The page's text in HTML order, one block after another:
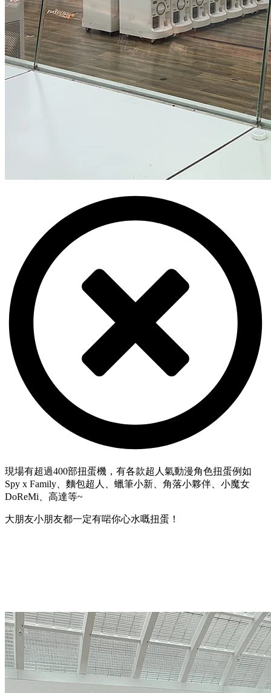
現場有超過400部扭蛋機，有各款超人氣動漫角色扭蛋例如
Spy x Family、麵包超人、蠟筆小新、角落小夥伴、小魔女
DoReMi、高達等~
大朋友小朋友都一定有啱你心水嘅扭蛋！